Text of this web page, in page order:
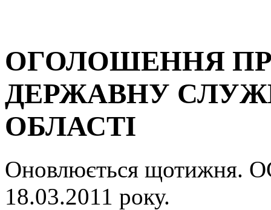
ОГОЛОШЕННЯ
ДЕРЖАВНУ
ОБЛАСТІ
Оновлюється
18.03.2011 року.